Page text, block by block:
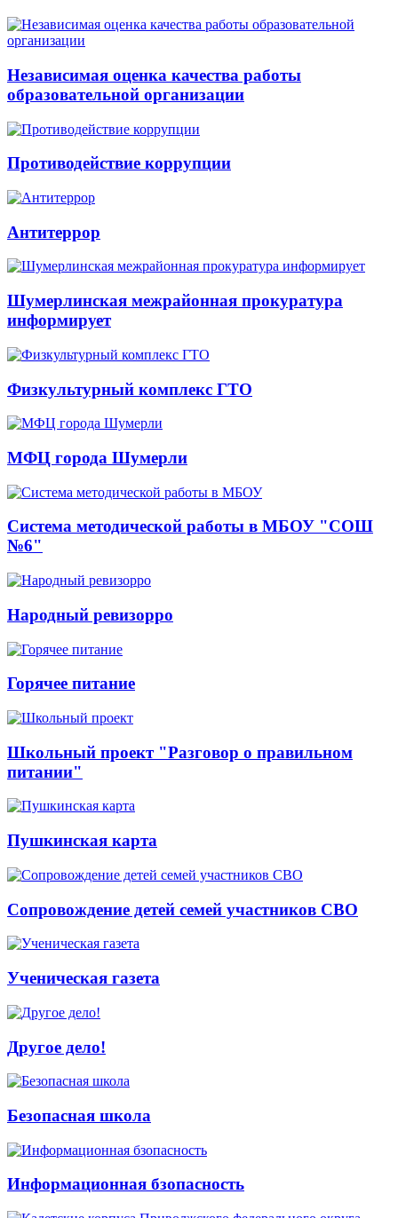
Независимая оценка качества работы
образовательной организации
Противодействие коррупции
Антитеррор
Шумерлинская межрайонная прокуратура
информирует
Физкультурный комплекс ГТО
МФЦ города Шумерли
Система методической работы в МБОУ "СОШ
№6"
Народный ревизорро
Горячее питание
Школьный проект "Разговор о правильном
питании"
Пушкинская карта
Сопровождение детей семей участников СВО
Ученическая газета
Другое дело!
Безопасная школа
Информационная бзопасность